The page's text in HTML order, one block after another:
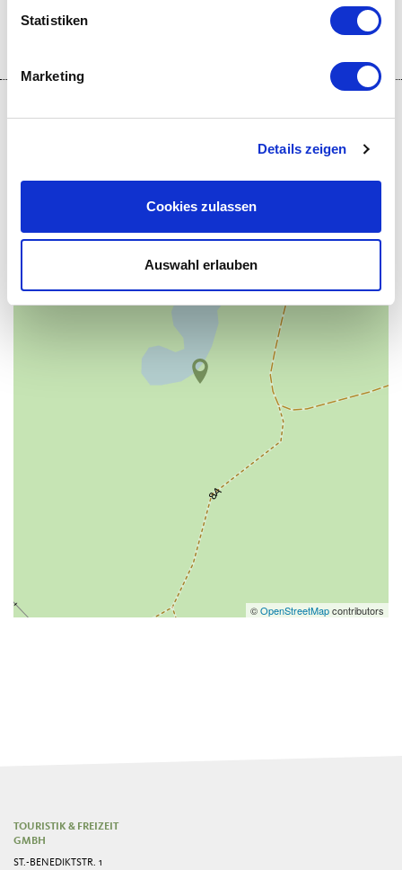
Statistiken
Marketing
Details zeigen
Cookies zulassen
Auswahl erlauben
©OpenStreetMapcontributors
TOURISTIK & FREIZEIT
GMBH
ST.-BENEDIKTSTR. 1